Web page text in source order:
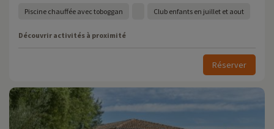
Piscine chauffée avec toboggan Club enfants en juillet et aout
Découvrir activités à proximité
Réserver